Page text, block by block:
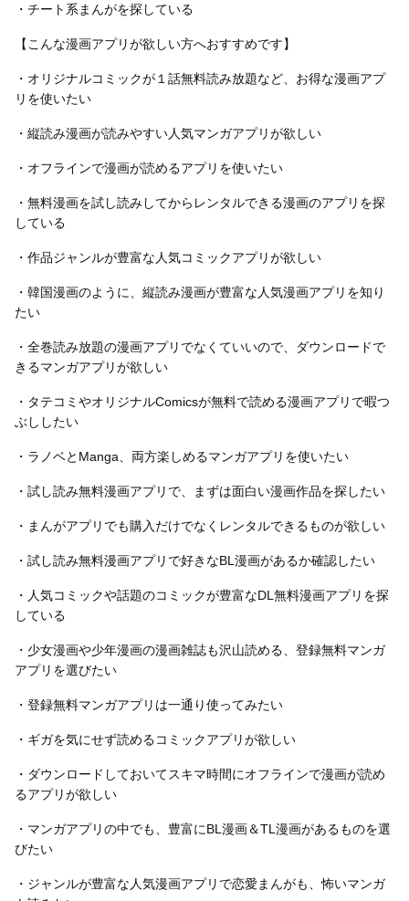
・チート系まんがを探している
【こんな漫画アプリが欲しい方へおすすめです】
・オリジナルコミックが１話無料読み放題など、お得な漫画アプ
リを使いたい
・縦読み漫画が読みやすい人気マンガアプリが欲しい
・オフラインで漫画が読めるアプリを使いたい
・無料漫画を試し読みしてからレンタルできる漫画のアプリを探
している
・作品ジャンルが豊富な人気コミックアプリが欲しい
・韓国漫画のように、縦読み漫画が豊富な人気漫画アプリを知り
たい
・全巻読み放題の漫画アプリでなくていいので、ダウンロードで
きるマンガアプリが欲しい
・タテコミやオリジナルComicsが無料で読める漫画アプリで暇つ
ぶししたい
・ラノベとManga、両方楽しめるマンガアプリを使いたい
・試し読み無料漫画アプリで、まずは面白い漫画作品を探したい
・まんがアプリでも購入だけでなくレンタルできるものが欲しい
・試し読み無料漫画アプリで好きなBL漫画があるか確認したい
・人気コミックや話題のコミックが豊富なDL無料漫画アプリを探
している
・少女漫画や少年漫画の漫画雑誌も沢山読める、登録無料マンガ
アプリを選びたい
・登録無料マンガアプリは一通り使ってみたい
・ギガを気にせず読めるコミックアプリが欲しい
・ダウンロードしておいてスキマ時間にオフラインで漫画が読め
るアプリが欲しい
・マンガアプリの中でも、豊富にBL漫画＆TL漫画があるものを選
びたい
・ジャンルが豊富な人気漫画アプリで恋愛まんがも、怖いマンガ